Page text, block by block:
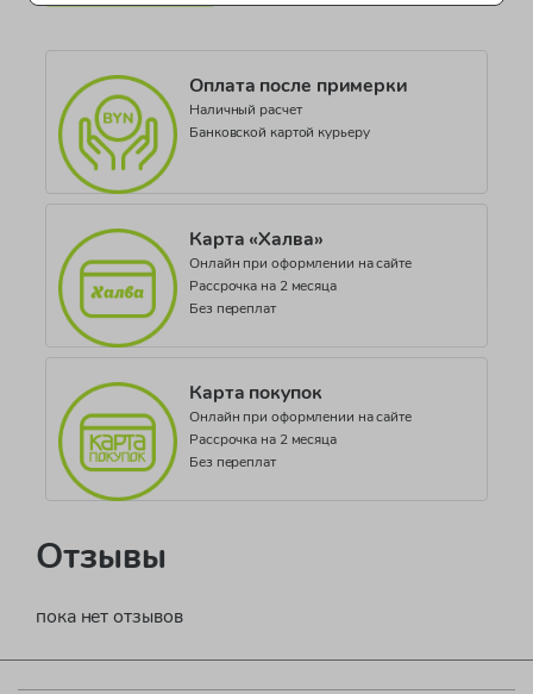
Синий
Коллекция
BOYS SOCKS
Оплата после примерки
Наличный расчет
Банковской картой курьеру
Карта «Халва»
Онлайн при оформлении на сайте
Рассрочка на 2 месяца
Без переплат
Карта покупок
Онлайн при оформлении на сайте
Рассрочка на 2 месяца
Без переплат
Отзывы
пока нет отзывов